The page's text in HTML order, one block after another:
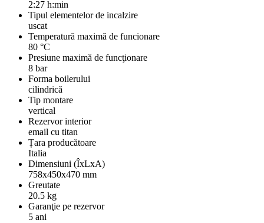
2:27 h:min
Tipul elementelor de incalzire
uscat
Temperatură maximă de funcionare
80 °C
Presiune maximă de funcţionare
8 bar
Forma boilerului
cilindrică
Tip montare
vertical
Rezervor interior
email cu titan
Țara producătoare
Italia
Dimensiuni (ÎxLxA)
758x450x470 mm
Greutate
20.5 kg
Garanţie pe rezervor
5 ani